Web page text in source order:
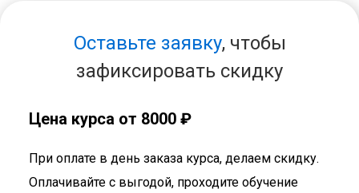
Оставьте заявку, чтобы
зафиксировать скидку
Цена курса от 8000 ₽
При оплате в день заказа курса, делаем скидку.
Оплачивайте с выгодой, проходите обучение